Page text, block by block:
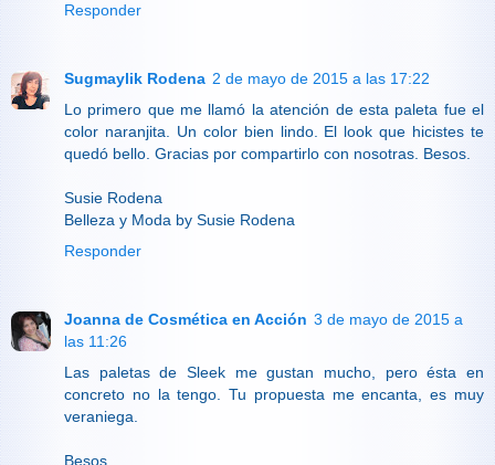
Responder
Sugmaylik Rodena 2 de mayo de 2015 a las 17:22
Lo primero que me llamó la atención de esta paleta fue el
color naranjita. Un color bien lindo. El look que hicistes te
quedó bello. Gracias por compartirlo con nosotras. Besos.
Susie Rodena
Belleza y Moda by Susie Rodena
Responder
Joanna de Cosmética en Acción 3 de mayo de 2015 a
las 11:26
Las paletas de Sleek me gustan mucho, pero ésta en
concreto no la tengo. Tu propuesta me encanta, es muy
veraniega.
Besos